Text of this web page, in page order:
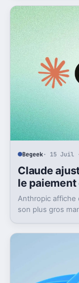
Begeek· 15 Juil
Claude
le
Anthropic affiche
son plus gros
abonnements.